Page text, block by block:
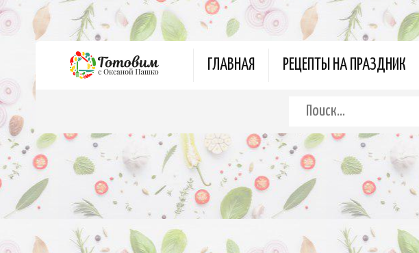
ГЛАВНАЯ РЕЦЕПТЫ НА ПРАЗДНИК